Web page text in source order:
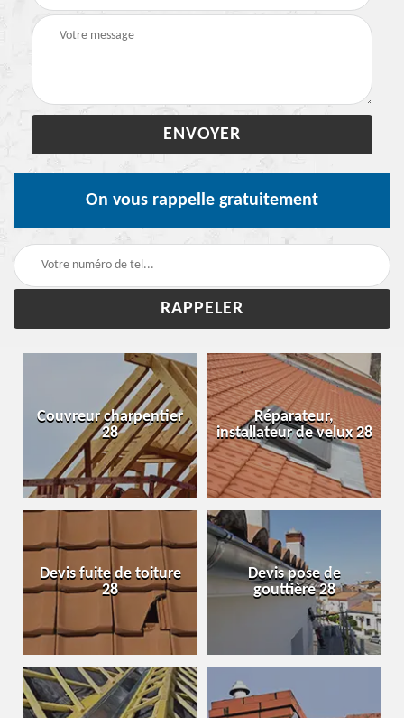
On vous rappelle gratuitement
Couvreur charpentier
28
Réparateur,
installateur de velux 28
Devis fuite de toiture
28
Devis pose de
gouttière 28